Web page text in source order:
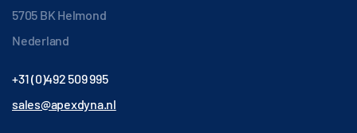
5705 BK Helmond
Nederland
+31 (0)492 509 995
sales@apexdyna.nl